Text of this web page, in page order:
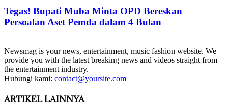
Tegas! Bupati Muba Minta OPD Bereskan
Persoalan Aset Pemda dalam 4 Bulan
Newsmag is your news, entertainment, music fashion website. We
provide you with the latest breaking news and videos straight from
the entertainment industry.
Hubungi kami: contact@yoursite.com
ARTIKEL LAINNYA